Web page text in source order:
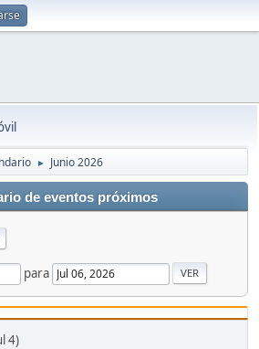
► Junio 2026
de eventos próximos
para
4)